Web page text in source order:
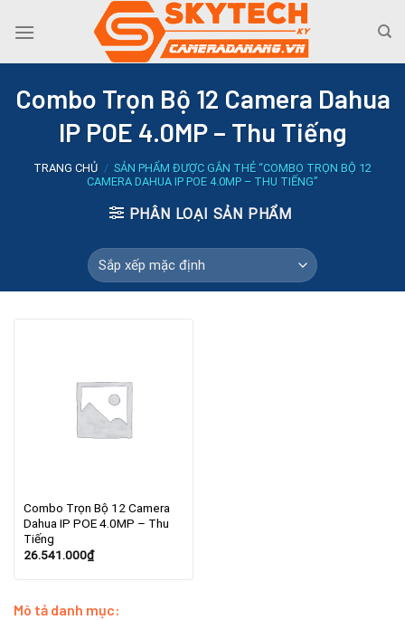
Combo Trọn Bộ 12 Camera Dahua
IP POE 4.0MP – Thu Tiếng
TRANG CHỦ / SẢN PHẨM ĐƯỢC GẮN THẺ “COMBO TRỌN BỘ 12
CAMERA DAHUA IP POE 4.0MP – THU TIẾNG”
PHÂN LOẠI SẢN PHẨM
Combo Trọn Bộ 12 Camera
Dahua IP POE 4.0MP – Thu
Tiếng
26.541.000₫
Mô tả danh mục: